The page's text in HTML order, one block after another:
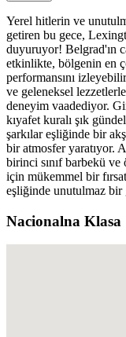
Yerel hitlerin ve
getiren bu gece,
duyuruyor! Belgrad'ın
etkinlikte, bölgenin en
performansını
ve geleneksel
deneyim vaadediyor.
kıyafet kuralı şık
şarkılar eşliğinde bir
bir atmosfer yaratıyor.
birinci sınıf barbekü
için mükemmel bir
eşliğinde unutulmaz bir
Nacionalna Klasa